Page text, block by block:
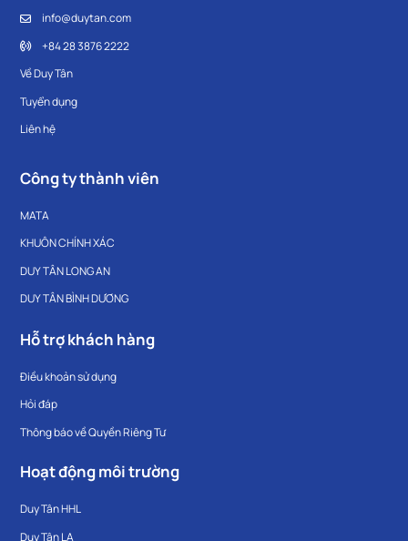
info@duytan.com
+84 28 3876 2222
Về Duy Tân
Tuyển dụng
Liên hệ
Công ty thành viên
MATA
KHUÔN CHÍNH XÁC
DUY TÂN LONG AN
DUY TÂN BÌNH DƯƠNG
Hỗ trợ khách hàng
Điều khoản sử dụng
Hỏi đáp
Thông báo về Quyền Riêng Tư
Hoạt động môi trường
Duy Tân HHL
Duy Tân LA